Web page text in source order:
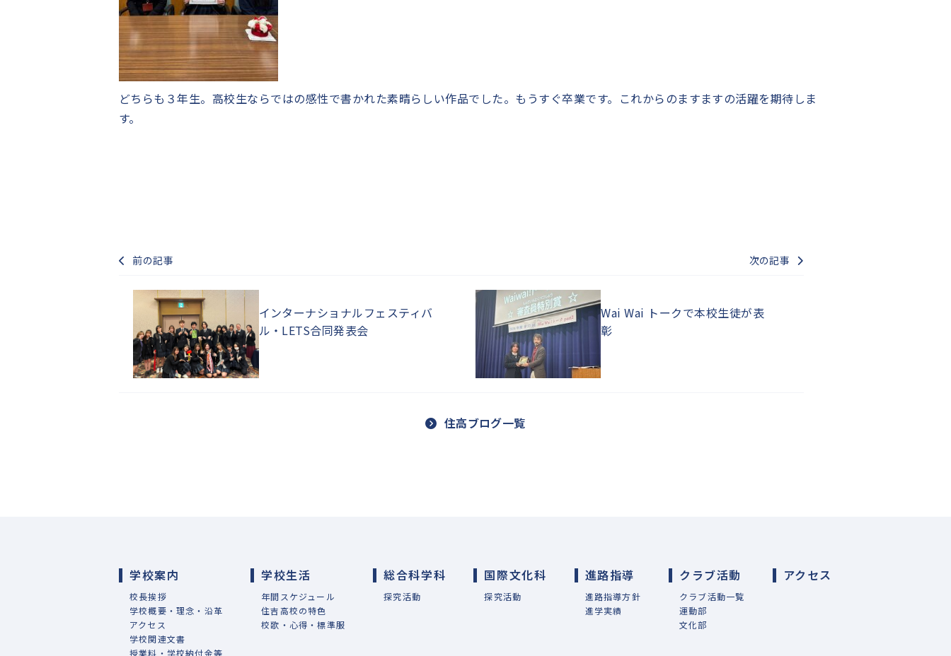
どちらも３年生。高校生ならではの感性で書かれた素晴らしい作品でした。もうすぐ卒業です。これからのますますの活躍を期待しま
す。
前の記事
インターナショナルフェスティバ
ル・LETS合同発表会
次の記事
Wai Wai トークで本校生徒が表
彰
住高ブログ一覧
学校案内
校長挨拶
学校概要・理念・沿革
アクセス
学校関連文書
授業料・学校納付金等
学校生活
年間スケジュール
住吉高校の特色
校歌・心得・標準服
総合科学科
探究活動
国際文化科
探究活動
進路指導
進路指導方針
進学実績
クラブ活動
クラブ活動一覧
運動部
文化部
アクセス